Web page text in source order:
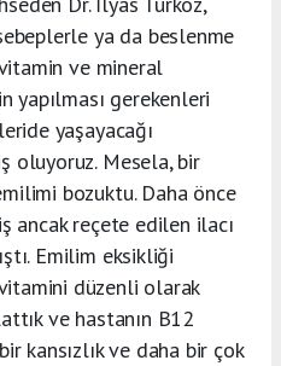
ya da beslenme
ve mineral
yapılması gerekenleri
yaşayacağı
oluyoruz. Mesela, bir
bozuktu. Daha önce
ancak reçete edilen ilacı
Emilim eksikliği
düzenli olarak
ve hastanın B12
kansızlık ve daha bir çok